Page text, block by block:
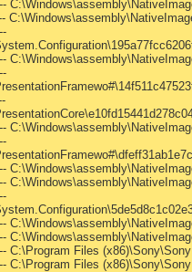
Files (x86)\Sony\Sony
C:\Program Files